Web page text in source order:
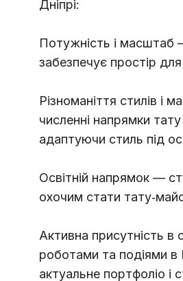
Дніпрі:
Потужність і масштаб
забезпечує простір
Різноманіття стилів і
численні напрямки
адаптуючи стиль під
Освітній напрямок —
охочим стати
Активна присутність
роботами та подіями
актуальне портфоліо і